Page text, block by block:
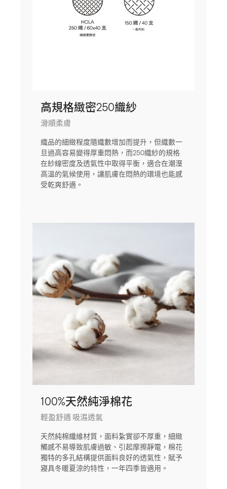
高規格緻密250織紗
滑順柔膚
織品的細緻程度隨織數增加而提升，但織數一
旦過高容易變得厚重悶熱，而250織紗的規格
在紗線密度及透氣性中取得平衡，適合在潮溼
高溫的氣候使用，讓肌膚在悶熱的環境也能感
受乾爽舒適。
100%天然純淨棉花
輕盈舒適 吸濕透氣
天然純棉纖維材質，面料紮實卻不厚重，細緻
觸感不易導致肌膚過敏、引起摩擦靜電，棉花
獨特的多孔結構提供面料良好的透氣性，賦予
寢具冬暖夏涼的特性，一年四季皆適用。